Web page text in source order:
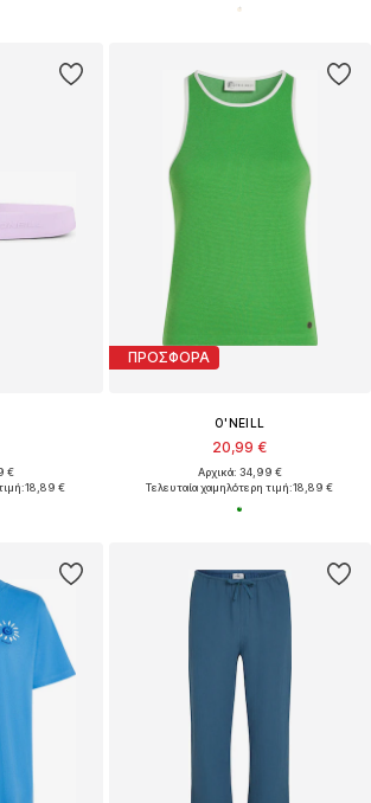
€
18,89 €
ΠΡΟΣΦΟΡΑ
O'NEILL
20,99 €
Αρχικά: 34,99 €
Τελευταία χαμηλότερη τιμή:18,89 €